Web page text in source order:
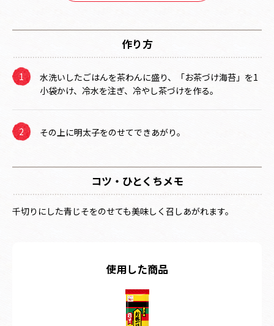
作り方
水洗いしたごはんを茶わんに盛り、「お茶づけ海苔」を1
小袋かけ、冷水を注ぎ、冷やし茶づけを作る。
その上に明太子をのせてできあがり。
コツ・ひとくちメモ
千切りにした青じそをのせても美味しく召しあがれます。
使用した商品